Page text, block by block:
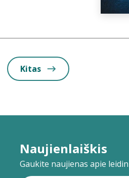
Kitas
Naujienlaiškis
Gaukite naujienas apie